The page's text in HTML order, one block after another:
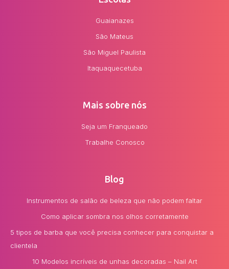
Guaianazes
São Mateus
São Miguel Paulista
Itaquaquecetuba
Mais sobre nós
Seja um Franqueado
Trabalhe Conosco
Blog
Instrumentos de salão de beleza que não podem faltar
Como aplicar sombra nos olhos corretamente
5 tipos de barba que você precisa conhecer para conquistar a
clientela
10 Modelos incríveis de unhas decoradas – Nail Art